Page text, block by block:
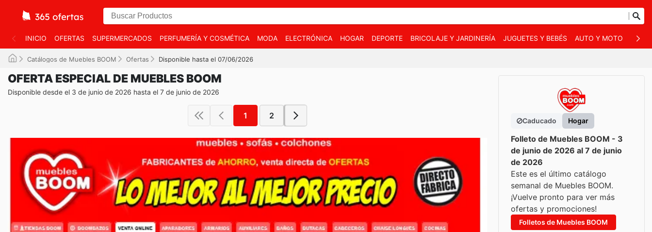
INICIO OFERTAS SUPERMERCADOS PERFUMERÍA Y COSMÉTICA MODA ELECTRÓNICA HOGAR DEPORTE BRICOLAJE Y JARDINERÍA JUGUETES Y BEBÉS AUTO Y MOTO
Catálogos de Muebles BOOM Ofertas Disponible hasta el 07/06/2026
OFERTA ESPECIAL DE MUEBLES BOOM
Disponible desde el 3 de junio de 2026 hasta el 7 de junio de 2026
1 2
Caducado Hogar
Folleto de Muebles BOOM - 3
de junio de 2026 al 7 de junio
de 2026
Este es el último catálogo
semanal de Muebles BOOM.
¡Vuelve pronto para ver más
ofertas y promociones!
Folletos de Muebles BOOM